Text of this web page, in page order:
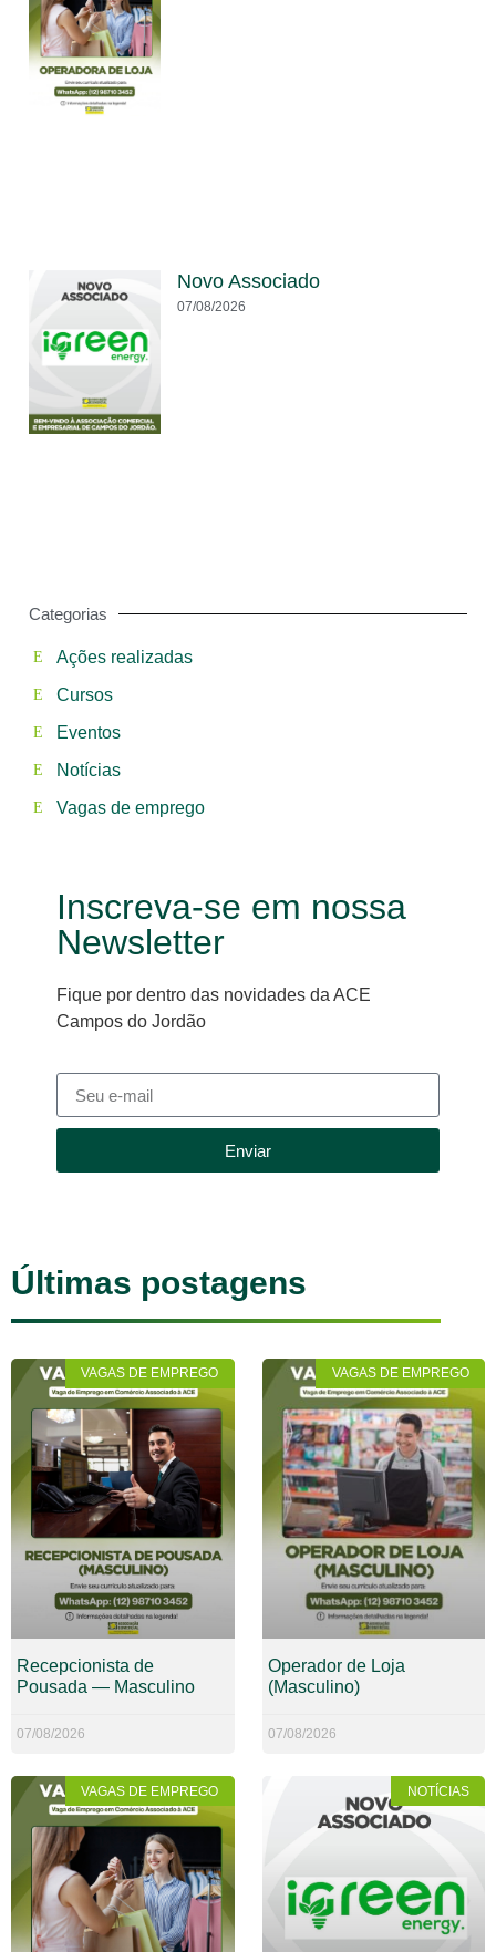
Novo Associado
07/08/2026
Categorias
Ações realizadas
Cursos
Eventos
Notícias
Vagas de emprego
Inscreva-se em nossa
Newsletter
Fique por dentro das novidades da ACE
Campos do Jordão
Enviar
Últimas postagens
VAGAS DE EMPREGO
Recepcionista de
Pousada — Masculino
07/08/2026
VAGAS DE EMPREGO
Operador de Loja
(Masculino)
07/08/2026
VAGAS DE EMPREGO NOTÍCIAS